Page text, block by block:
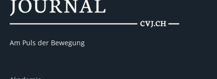
Am Puls der Bewegung